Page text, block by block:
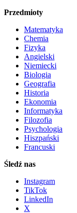
Przedmioty
Matematyka
Chemia
Fizyka
Angielski
Niemiecki
Biologia
Geografia
Historia
Ekonomia
Informatyka
Filozofia
Psychologia
Hiszpański
Francuski
Śledź nas
Instagram
TikTok
LinkedIn
X